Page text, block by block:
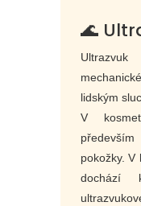
🌊
Ultrazvuk
lidským
V
pokožky. V
dochází